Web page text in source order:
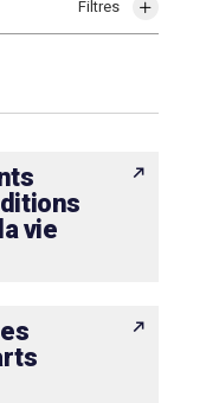
Filtres
vie